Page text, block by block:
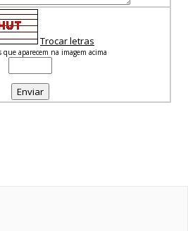
Trocar letras
que aparecem na imagem acima